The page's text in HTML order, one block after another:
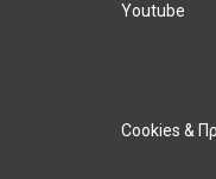
Youtube
Cookies &